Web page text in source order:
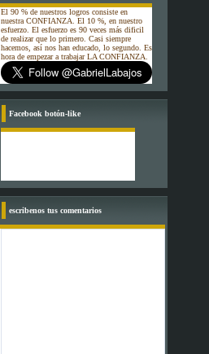
El 90 % de nuestros logros consiste en
nuestra CONFIANZA. El 10 %, en nuestro
esfuerzo. El esfuerzo es 90 veces más dificil
de realizar que lo primero. Casi siempre
hacemos, así nos han educado, lo segundo. Es
hora de empezar a trabajar LA CONFIANZA.
Facebook botón-like
escribenos tus comentarios